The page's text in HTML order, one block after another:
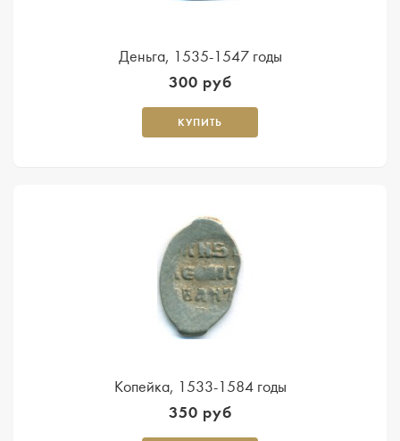
Деньга, 1535-1547 годы
300 руб
КУПИТЬ
Копейка, 1533-1584 годы
350 руб